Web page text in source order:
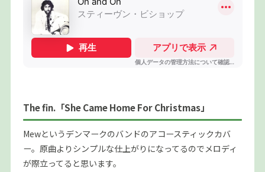
The fin.「She Came Home For Christmas」
Mewというデンマークのバンドのアコースティックカバ
ー。原曲よりシンプルな仕上がりになってるのでメロディ
が際立ってると思います。